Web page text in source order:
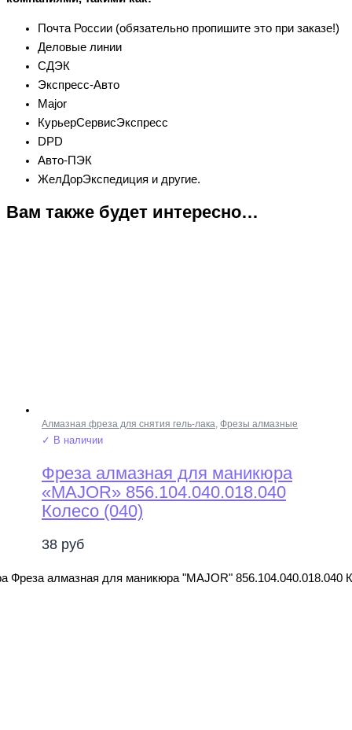
Почта России (обязательно пропишите это при заказе!)
Деловые линии
СДЭК
Экспресс-Авто
Major
КурьерСервисЭкспресс
DPD
Авто-ПЭК
ЖелДорЭкспедиция и другие.
Вам также будет интересно…
Алмазная фреза для снятия гель-лака Фрезы алмазные
✓ В наличии
Фреза алмазная для маникюра
«MAJOR» 856.104.040.018.040
Колесо (040)
38 руб
Фреза алмазная для маникюра "MAJOR" 856.104.040.018.040